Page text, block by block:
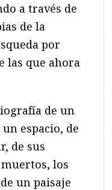
a través de
de la
por
las que ahora
de un
espacio, de
de sus
los
un paisaje